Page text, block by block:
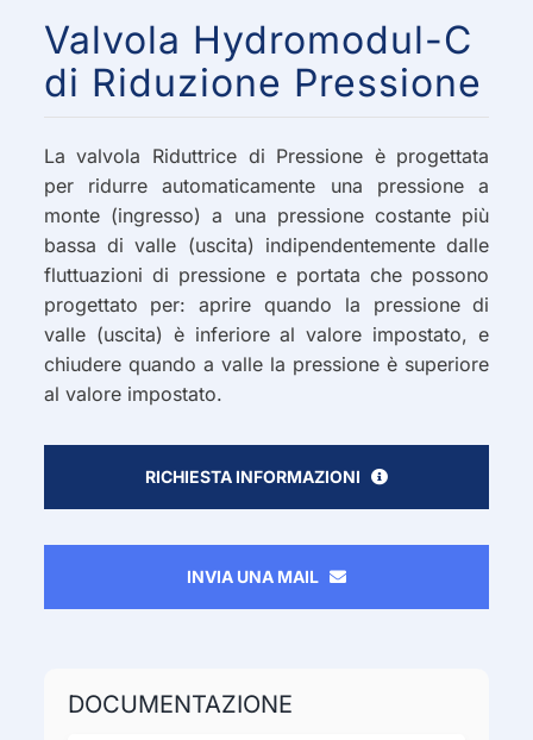
Valvola Hydromodul-C
di Riduzione Pressione
La valvola Riduttrice di Pressione è progettata
per ridurre automaticamente una pressione a
monte (ingresso) a una pressione costante più
bassa di valle (uscita) indipendentemente dalle
fluttuazioni di pressione e portata che possono
progettato per: aprire quando la pressione di
valle (uscita) è inferiore al valore impostato, e
chiudere quando a valle la pressione è superiore
al valore impostato.
RICHIESTA INFORMAZIONI
INVIA UNA MAIL
DOCUMENTAZIONE